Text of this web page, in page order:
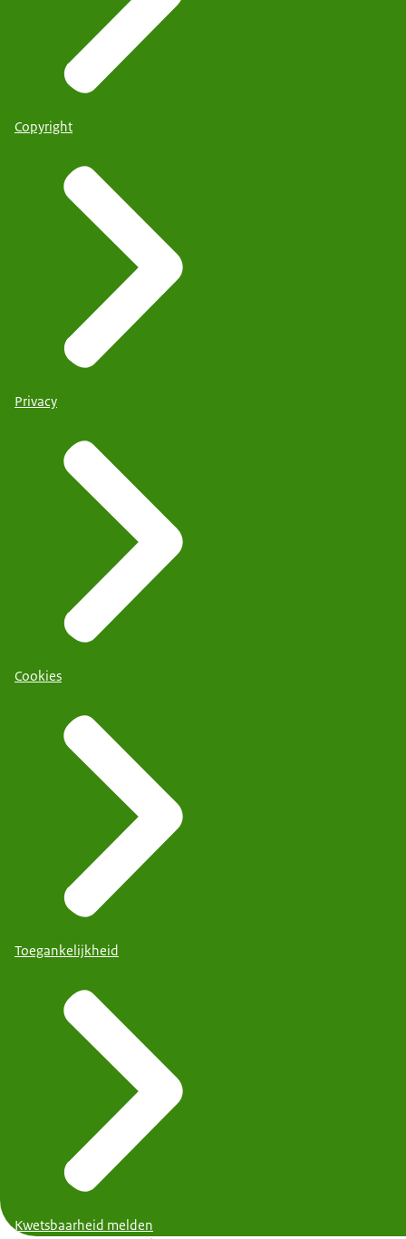
Copyright
Privacy
Cookies
Toegankelijkheid
Kwetsbaarheid melden